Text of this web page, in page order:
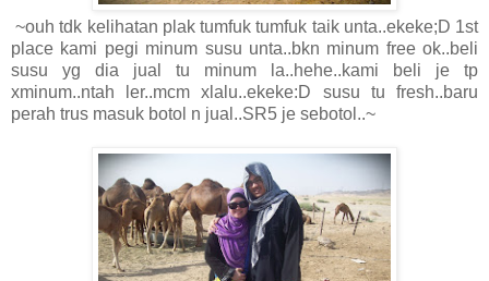
~ouh tdk kelihatan plak tumfuk tumfuk taik unta..ekeke;D 1st
place kami pegi minum susu unta..bkn minum free ok..beli
susu yg dia jual tu minum la..hehe..kami beli je tp
xminum..ntah ler..mcm xlalu..ekeke:D susu tu fresh..baru
perah trus masuk botol n jual..SR5 je sebotol..~